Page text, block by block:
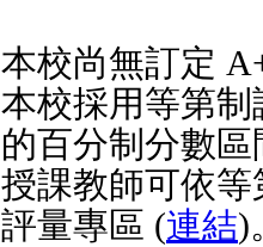
本校尚無訂定
本校採用等第
的百分制分數
授課教師可依
評量專區 (連結)